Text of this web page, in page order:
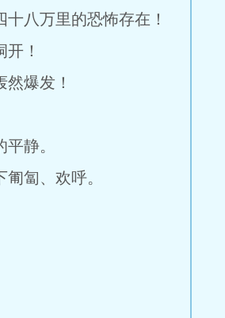
八万里的恐怖存在！
！
爆发！
静。
匐、欢呼。